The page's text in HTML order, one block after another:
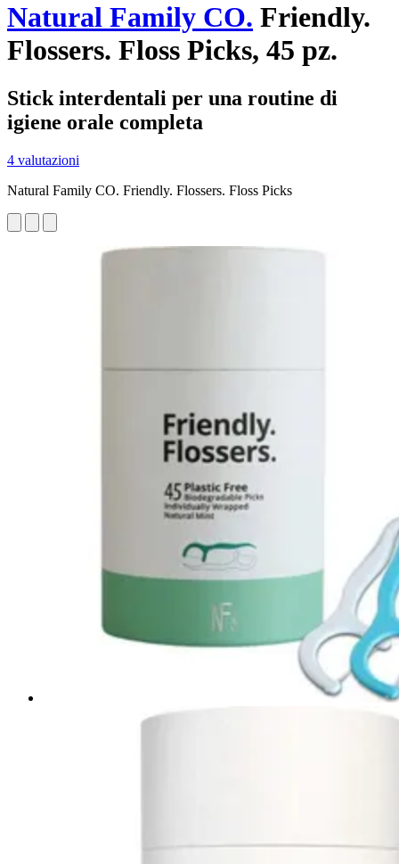
Natural Family CO. Friendly.
Flossers. Floss Picks, 45 pz.
Stick interdentali per una routine di
igiene orale completa
4 valutazioni
Natural Family CO. Friendly. Flossers. Floss Picks